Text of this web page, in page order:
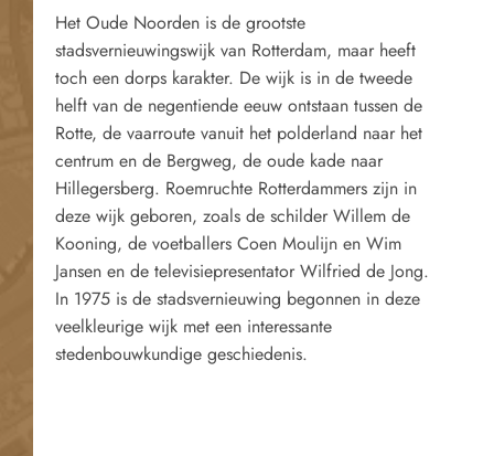
Het Oude Noorden is de grootste
stadsvernieuwingswijk van Rotterdam, maar heeft
toch een dorps karakter. De wijk is in de tweede
helft van de negentiende eeuw ontstaan tussen de
Rotte, de vaarroute vanuit het polderland naar het
centrum en de Bergweg, de oude kade naar
Hillegersberg. Roemruchte Rotterdammers zijn in
deze wijk geboren, zoals de schilder Willem de
Kooning, de voetballers Coen Moulijn en Wim
Jansen en de televisiepresentator Wilfried de Jong.
In 1975 is de stadsvernieuwing begonnen in deze
veelkleurige wijk met een interessante
stedenbouwkundige geschiedenis.